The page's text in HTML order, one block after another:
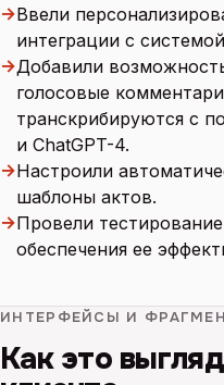
→Ввели
интеграции с
→Добавили
голосовые
транскрибируются с
и ChatGPT-4.
→Настроили
шаблоны актов.
→Провели
обеспечения ее
ИНТЕРФЕЙСЫ И
Как это